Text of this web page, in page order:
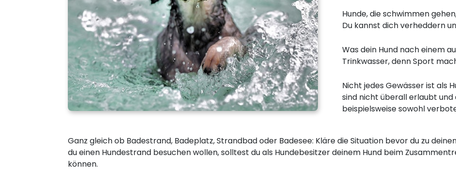
Hunde, die schwimmen
Du kannst dich verheddern
Was dein Hund nach einem
Trinkwasser, denn Sport
Nicht jedes Gewässer ist als
sind nicht überall erlaubt und
beispielsweise sowohl
Ganz gleich ob Badestrand, Badeplatz, Strandbad oder Badesee: Kläre die Situation bevor du zu
du einen Hundestrand besuchen wollen, solltest du als Hundebesitzer deinem Hund beim
können.